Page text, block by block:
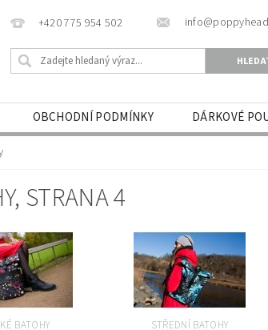
+420 775 954 502
OBCHODNÍ PODMÍNKY DÁRKOVÉ
, STRANA 4
BATOHY STŘEDNÍ BATOHY